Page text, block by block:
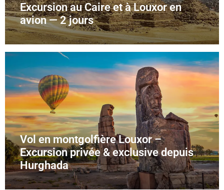
Excursion au Caire et à Louxor en
avion — 2 jours
Vol en montgolfière Louxor –
Excursion privée & exclusive depuis
Hurghada